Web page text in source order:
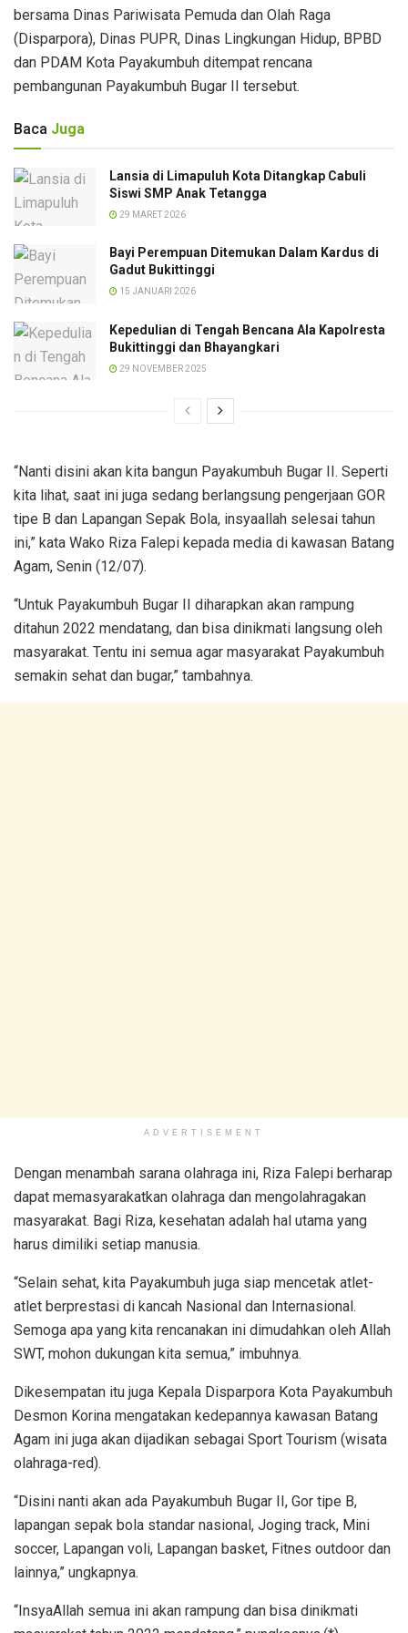
bersama Dinas Pariwisata Pemuda dan Olah Raga
(Disparpora), Dinas PUPR, Dinas Lingkungan Hidup, BPBD
dan PDAM Kota Payakumbuh ditempat rencana
pembangunan Payakumbuh Bugar II tersebut.
Baca Juga
Lansia di Limapuluh Kota Ditangkap Cabuli
Siswi SMP Anak Tetangga
29 MARET 2026
Bayi Perempuan Ditemukan Dalam Kardus di
Gadut Bukittinggi
15 JANUARI 2026
Kepedulian di Tengah Bencana Ala Kapolresta
Bukittinggi dan Bhayangkari
29 NOVEMBER 2025
“Nanti disini akan kita bangun Payakumbuh Bugar II. Seperti
kita lihat, saat ini juga sedang berlangsung pengerjaan GOR
tipe B dan Lapangan Sepak Bola, insyaallah selesai tahun
ini,” kata Wako Riza Falepi kepada media di kawasan Batang
Agam, Senin (12/07).
“Untuk Payakumbuh Bugar II diharapkan akan rampung
ditahun 2022 mendatang, dan bisa dinikmati langsung oleh
masyarakat. Tentu ini semua agar masyarakat Payakumbuh
semakin sehat dan bugar,” tambahnya.
ADVERTISEMENT
Dengan menambah sarana olahraga ini, Riza Falepi berharap
dapat memasyarakatkan olahraga dan mengolahragakan
masyarakat. Bagi Riza, kesehatan adalah hal utama yang
harus dimiliki setiap manusia.
“Selain sehat, kita Payakumbuh juga siap mencetak atlet-
atlet berprestasi di kancah Nasional dan Internasional.
Semoga apa yang kita rencanakan ini dimudahkan oleh Allah
SWT, mohon dukungan kita semua,” imbuhnya.
Dikesempatan itu juga Kepala Disparpora Kota Payakumbuh
Desmon Korina mengatakan kedepannya kawasan Batang
Agam ini juga akan dijadikan sebagai Sport Tourism (wisata
olahraga-red).
“Disini nanti akan ada Payakumbuh Bugar II, Gor tipe B,
lapangan sepak bola standar nasional, Joging track, Mini
soccer, Lapangan voli, Lapangan basket, Fitnes outdoor dan
lainnya,” ungkapnya.
“InsyaAllah semua ini akan rampung dan bisa dinikmati